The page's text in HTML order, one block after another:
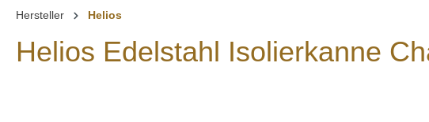
Hersteller Helios
Helios Edelstahl Isolierkanne